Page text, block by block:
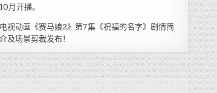
10月开播。
电视动画《赛马娘2》第7集《祝福的名字》剧情简
介及场景剪裁发布！